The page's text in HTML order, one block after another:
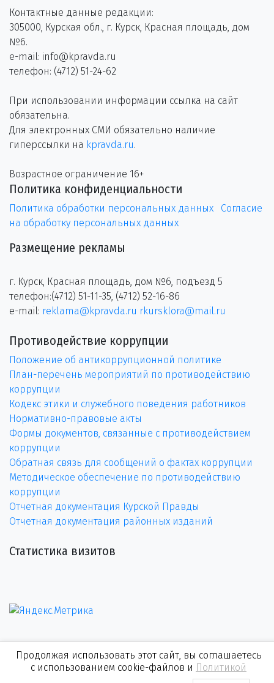
Контактные данные редакции:
305000, Курская обл., г. Курск, Красная площадь, дом
№6.
e-mail: info@kpravda.ru
телефон: (4712) 51-24-62
При использовании информации ссылка на сайт
обязательна.
Для электронных СМИ обязательно наличие
гиперссылки на kpravda.ru.
Возрастное ограничение 16+
Политика конфиденциальности
Политика обработки персональных данных
Согласие
на обработку персональных данных
Размещение рекламы
г. Курск, Красная площадь, дом №6, подъезд 5
телефон:(4712) 51-11-35, (4712) 52-16-86
e-mail: reklama@kpravda.ru rkursklora@mail.ru
Противодействие коррупции
Положение об антикоррупционной политике
План-перечень мероприятий по противодействию
коррупции
Кодекс этики и служебного поведения работников
Нормативно-правовые акты
Формы документов, связанные с противодействием
коррупции
Обратная связь для сообщений о фактах коррупции
Методическое обеспечение по противодействию
коррупции
Отчетная документация Курской Правды
Отчетная документация районных изданий
Статистика визитов
Продолжая использовать этот сайт, вы соглашаетесь
с использованием cookie-файлов и Политикой